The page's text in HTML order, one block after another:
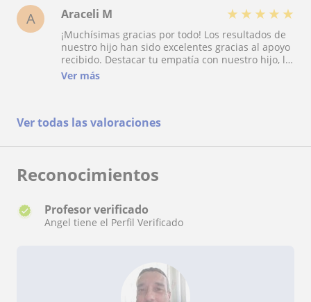
A Araceli M ★ ★ ★ ★ ★
¡Muchísimas gracias por todo! Los resultados de
nuestro hijo han sido excelentes gracias al apoyo
recibido. Destacar tu empatía con nuestro hijo, la
claridad de tus explicaciones y la gestión del
Ver más
Ver todas las valoraciones
Reconocimientos
Profesor verificado
Angel tiene el Perfil Verificado